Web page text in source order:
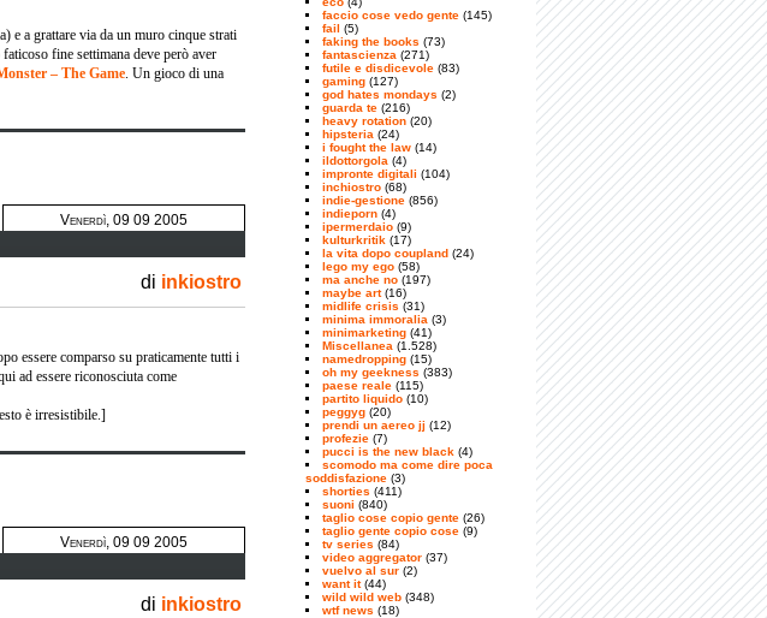
e a grattare via da un muro cinque strati
fine settimana deve però aver
– The Game. Un gioco di una
Venerdì, 09 09 2005
di inkiostro
essere comparso su praticamente tutti i
ad essere riconosciuta come
è irresistibile.]
Venerdì, 09 09 2005
di inkiostro
faccio cose vedo gente (145)
fail (5)
faking the books (73)
fantascienza (271)
futile e disdicevole (83)
gaming (127)
god hates mondays (2)
guarda te (216)
heavy rotation (20)
hipsteria (24)
i fought the law (14)
ildottorgola (4)
impronte digitali (104)
inchiostro (68)
indie-gestione (856)
indieporn (4)
ipermerdaio (9)
kulturkritik (17)
la vita dopo coupland (24)
lego my ego (58)
ma anche no (197)
maybe art(16)
midlife crisis (31)
minima immoralia (3)
minimarketing (41)
Miscellanea (1.528)
namedropping (15)
oh my geekness (383)
paese reale (115)
partito liquido (10)
peggyg (20)
prendi un aereo jj (12)
profezie (7)
pucci is the new black (4)
scomodo ma come dire poca
soddisfazione (3)
shorties (411)
suoni (840)
taglio cose copio gente (26)
taglio gente copio cose (9)
tv series (84)
video aggregator (37)
vuelvo al sur (2)
want it(44)
wild wild web (348)
wtf news (18)